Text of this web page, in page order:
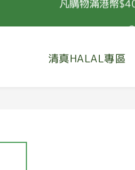
凡購物滿港幣
清真HALAL專區